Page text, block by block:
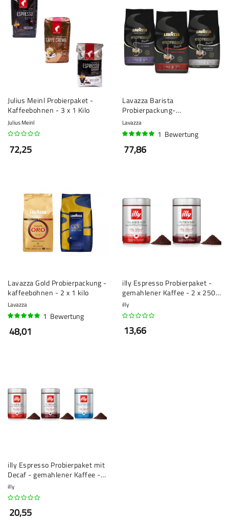
Julius Meinl Probierpaket -
Kaffeebohnen - 3 x 1 Kilo
Julius Meinl
72,25
Lavazza Barista
Probierpackung-
kaffeebohnen- 3 x 1 kilo
Lavazza
1 Bewertung
77,86
Lavazza Gold Probierpackung -
kaffeebohnen - 2 x 1 kilo
Lavazza
1 Bewertung
48,01
illy Espresso Probierpaket -
gemahlener Kaffee - 2 x 250
Gramm
illy
13,66
illy Espresso Probierpaket mit
Decaf - gemahlener Kaffee - 3
x 250 Gramm
illy
20,55